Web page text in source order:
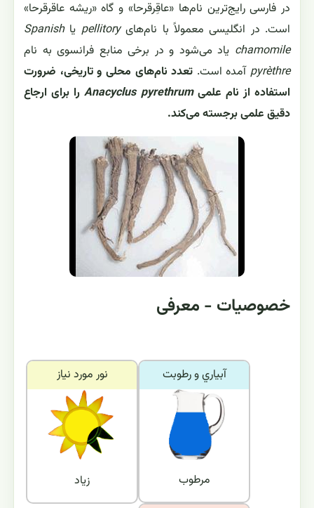
در فارسی رایج‌ترین نام‌ها «عاقِرقرحا» و گاه «ریشه عاقرقرحا»
است. در انگلیسی معمولاً با نام‌هایpellitory یاSpanish
chamomile یاد می‌شود و در برخی منابع فرانسوی به نام
pyrèthreآمده است. تعدد نام‌های محلی و تاریخی، ضرورت
استفاده از نام علمیAnacyclus pyrethrumرا برای ارجاع
دقیق علمی برجسته می‌کند.
خصوصیات - معرفی
نور مورد نياز
زیاد
آبياري و رطوبت
مرطوب